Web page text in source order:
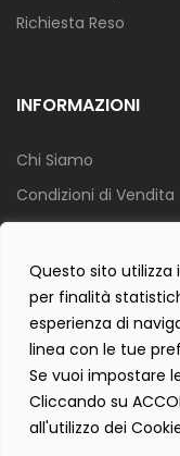
Questo sito utilizza
per finalità
esperienza di
linea con le tue
Se vuoi impostare
Cliccando su
all'utilizzo dei
Richiesta Reso
INFORMAZIONI
Chi Siamo
Condizioni di Vendita
Info Spedizione
Privacy Policy
Cookie Policy
Contact Form Policy